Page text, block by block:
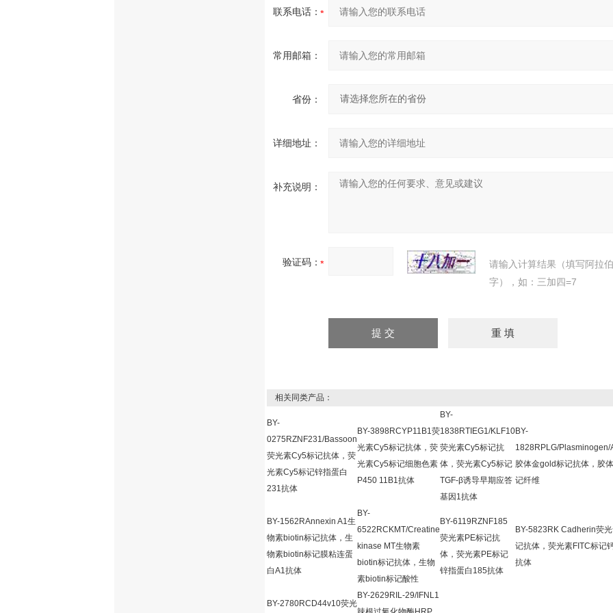
联系电话：
常用邮箱：
省份：
详细地址：
补充说明：
验证码：
请输入计算结果（填写阿拉
字），如：三加四=7
相关同类产品：
BY-
0275RZNF231/Bassoon
荧光素Cy5标记抗体，荧
光素Cy5标记锌指蛋白
231抗体
BY-3898RCYP11B1荧
光素Cy5标记抗体，荧
光素Cy5标记细胞色素
P450 11B1抗体
BY-
1838RTIEG1/KLF10
荧光素Cy5标记抗
体，荧光素Cy5标记
TGF-β诱导早期应答
基因1抗体
BY-
1828RPLG/Plasminogen/
胶体金gold标记抗体，胶
记纤维
BY-1562RAnnexin A1生
物素biotin标记抗体，生
物素biotin标记膜粘连蛋
白A1抗体
BY-
6522RCKMT/Creatine
kinase MT生物素
biotin标记抗体，生物
素biotin标记酸性
BY-6119RZNF185
荧光素PE标记抗
体，荧光素PE标记
锌指蛋白185抗体
BY-5823RK Cadherin荧
记抗体，荧光素FITC标记
抗体
BY-2780RCD44v10荧光
BY-2629RIL-29/IFNL1